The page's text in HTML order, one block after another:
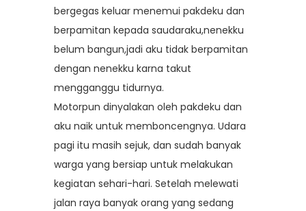
bergegas keluar menemui pakdeku dan
berpamitan kepada saudaraku,nenekku
belum bangun,jadi aku tidak berpamitan
dengan nenekku karna takut
mengganggu tidurnya.
Motorpun dinyalakan oleh pakdeku dan
aku naik untuk memboncengnya. Udara
pagi itu masih sejuk, dan sudah banyak
warga yang bersiap untuk melakukan
kegiatan sehari-hari. Setelah melewati
jalan raya banyak orang yang sedang